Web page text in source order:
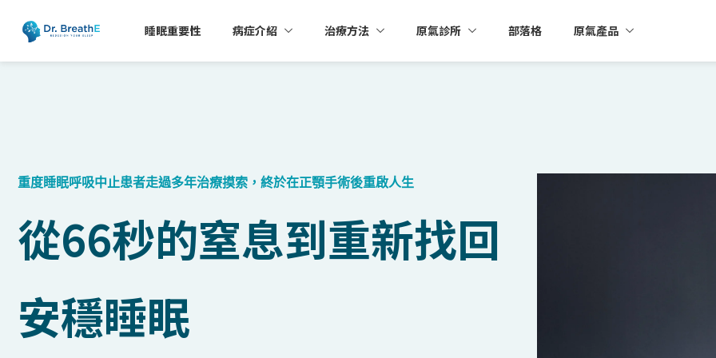
睡眠重要性 病症介紹 治療方法 原氣診所 部落格 原氣產品
重度睡眠呼吸中止患者走過多年治療摸索，終於在正顎手術後重啟人生
從66秒的窒息到重新找回
安穩睡眠